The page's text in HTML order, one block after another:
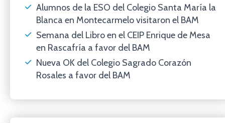
Alumnos de la ESO del Colegio Santa María la
Blanca en Montecarmelo visitaron el BAM
Semana del Libro en el CEIP Enrique de Mesa
en Rascafría a favor del BAM
Nueva OK del Colegio Sagrado Corazón
Rosales a favor del BAM